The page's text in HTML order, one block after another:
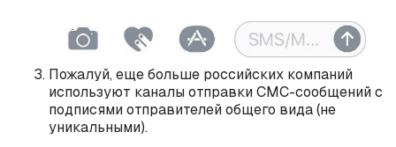
Пожалуй, еще больше российских компаний
используют каналы отправки СМС-сообщений с
подписями отправителей общего вида (не
уникальными).